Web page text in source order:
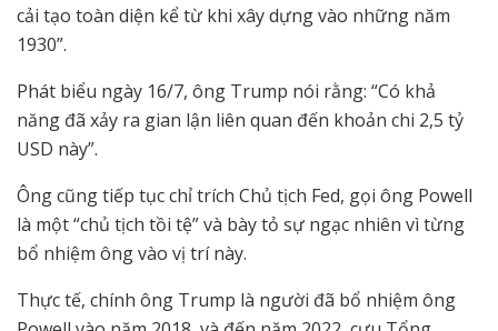
cải tạo toàn diện kể từ khi xây dựng vào những năm
1930”.
Phát biểu ngày 16/7, ông Trump nói rằng: “Có khả
năng đã xảy ra gian lận liên quan đến khoản chi 2,5 tỷ
USD này”.
Ông cũng tiếp tục chỉ trích Chủ tịch Fed, gọi ông Powell
là một “chủ tịch tồi tệ” và bày tỏ sự ngạc nhiên vì từng
bổ nhiệm ông vào vị trí này.
Thực tế, chính ông Trump là người đã bổ nhiệm ông